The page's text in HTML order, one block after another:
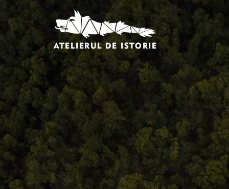
Comandă, plată, livrare
Întreținere produse
Facebook.com/atelieruldeistorie
Contact@atelieruldeistorie.ro
0748.884.543
Termeni și condiții